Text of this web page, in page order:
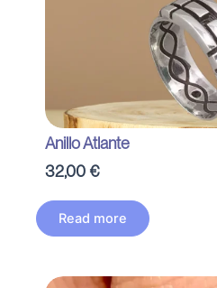
Anillo Atlante
32,00 €
Read more